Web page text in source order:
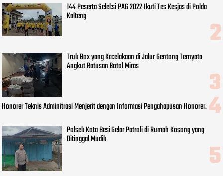
144 Peserta Seleksi PAG 2022 Ikuti Tes Kesjas di Polda
Kalteng
Truk Box yang Kecelakaan di Jalur Gentong Ternyata
Angkut Ratusan Botol Miras
Honorer Teknis Adminitrasi Menjerit dengan Informasi Pengahapusan Honorer.
Polsek Kota Besi Gelar Patroli di Rumah Kosong yang
Ditinggal Mudik